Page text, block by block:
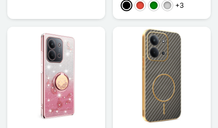
NegroRojoVerdePlata+3